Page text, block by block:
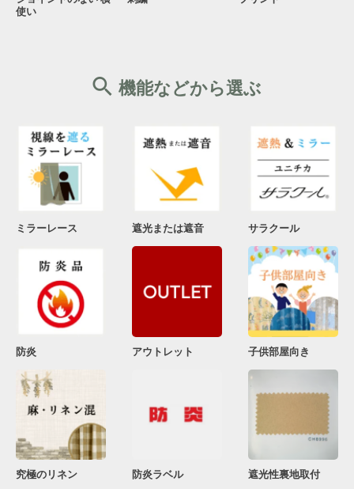
使い
機能などから選ぶ
ミラーレース 遮光または遮音 サラクール
防炎 アウトレット 子供部屋向き
究極のリネン 防炎ラベル 遮光性裏地取付